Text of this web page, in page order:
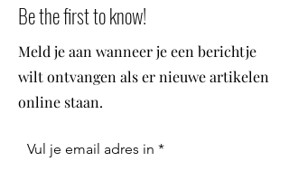
Be the first to know!
Meld je aan wanneer je een berichtje
wilt ontvangen als er nieuwe artikelen
online staan.
Vul je email adres in